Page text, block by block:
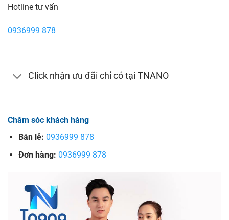
Hotline tư vấn
0936999 878
Click nhận ưu đãi chỉ có tại TNANO
Chăm sóc khách hàng
Bán lẻ: 0936999 878
Đơn hàng: 0936999 878